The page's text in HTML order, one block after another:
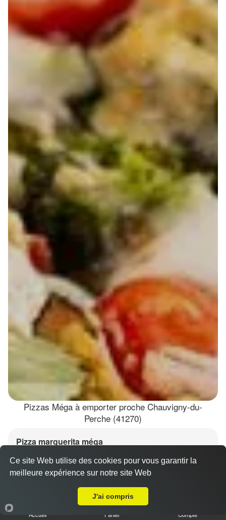
Pizzas Méga à emporter proche Chauvigny-du-
Perche (41270)
Pizza marguerita méga
Dès15.00 €
Base sauce tomate, mozzarella 100%, olives
Accueil Panier Compte
Ce site Web utilise des cookies pour vous garantir la
meilleure expérience sur notre site Web
J'ai compris